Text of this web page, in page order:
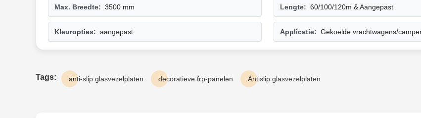
Max. Breedte: 3500 mm Lengte: 60/100/120m & Aangepast
Kleuropties: aangepast Applicatie: Gekoelde vrachtwagens/
Tags: anti-slip glasvezelplaten decoratieve frp-panelen Antislip glasvezelplaten